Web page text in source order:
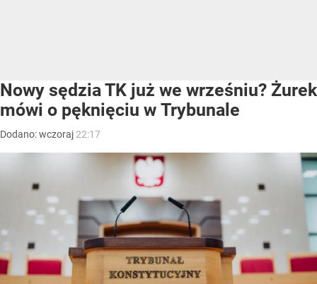
Nowy sędzia TK już we wrześniu? Żurek
mówi o pęknięciu w Trybunale
Dodano:wczoraj 22:17